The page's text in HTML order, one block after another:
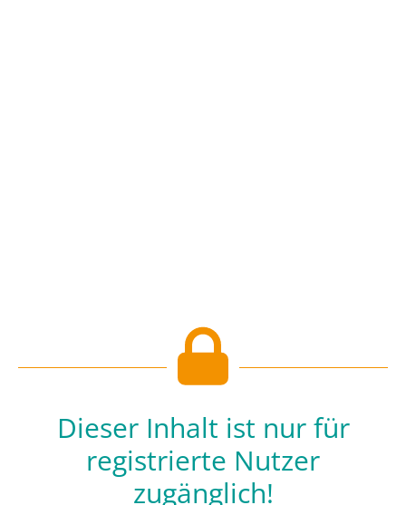
Dieser Inhalt ist nur für
registrierte Nutzer
zugänglich!